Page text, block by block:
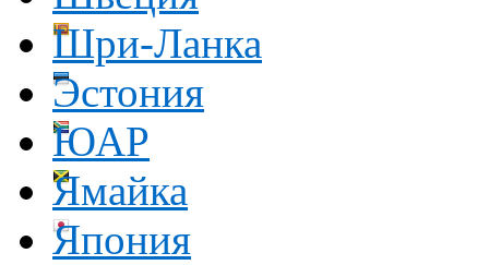
Шри-Ланка
Эстония
ЮАР
Ямайка
Япония